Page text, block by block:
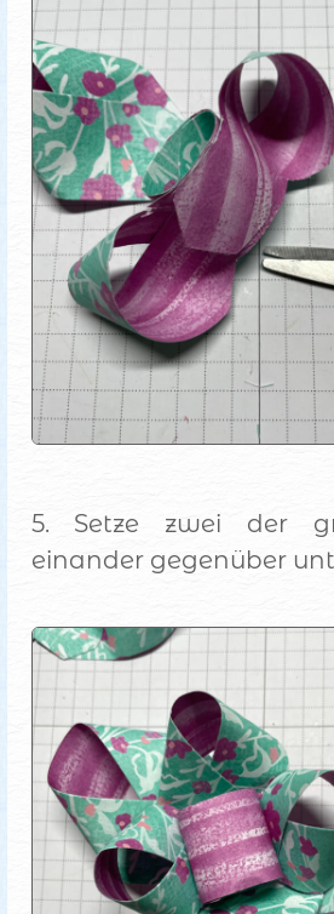
5. Setze zwei der
einander gegenüber